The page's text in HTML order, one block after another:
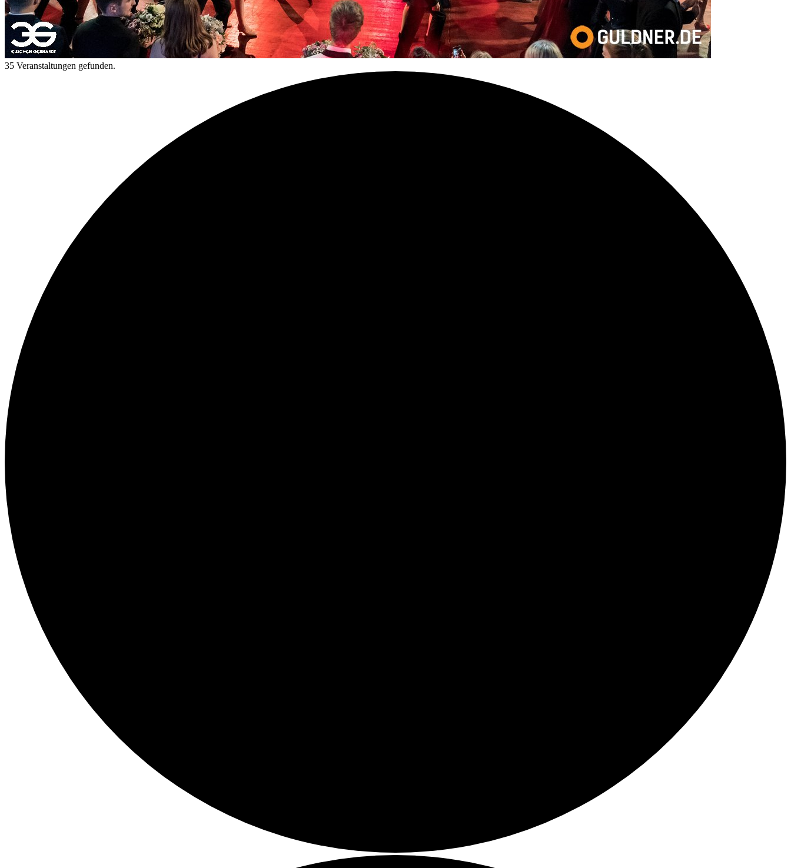
35 Veranstaltungen gefunden.